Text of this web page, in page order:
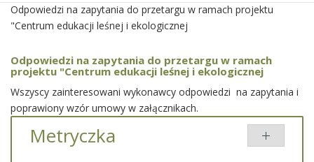
Odpowiedzi na zapytania do przetargu w ramach projektu
"Centrum edukacji leśnej i ekologicznej
Odpowiedzi na zapytania do przetargu w ramach
projektu "Centrum edukacji leśnej i ekologicznej
Wszyscy zainteresowani wykonawcy odpowiedzi na zapytania i
poprawiony wzór umowy w załącznikach.
Metryczka